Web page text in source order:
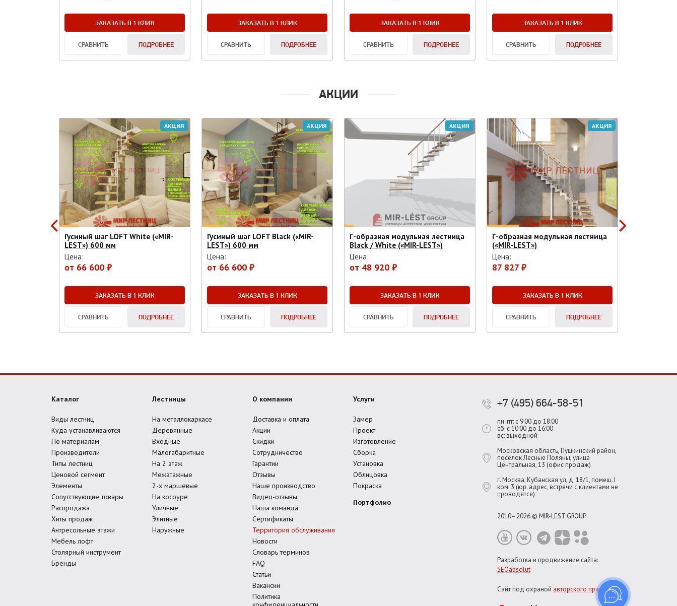
ЗАКАЗАТЬ В 1 КЛИК
СРАВНИТЬ ПОДРОБНЕЕ
ЗАКАЗАТЬ В 1 КЛИК
СРАВНИТЬ ПОДРОБНЕЕ
ЗАКАЗАТЬ В 1 КЛИК
СРАВНИТЬ ПОДРОБНЕЕ
ЗАКАЗАТЬ В 1 КЛИК
СРАВНИТЬ ПОДРОБНЕЕ
АКЦИИ
АКЦИЯ
Гусиный шаг LOFT White («MIR-
LEST») 600 мм
Цена:
от 66 600 ₽
ЗАКАЗАТЬ В 1 КЛИК
СРАВНИТЬ ПОДРОБНЕЕ
АКЦИЯ
Гусиный шаг LOFT Black («MIR-
LEST») 600 мм
Цена:
от 66 600 ₽
ЗАКАЗАТЬ В 1 КЛИК
СРАВНИТЬ ПОДРОБНЕЕ
АКЦИЯ
Г-образная модульная лестница
Black / White («MIR-LEST»)
Цена:
от 48 920 ₽
ЗАКАЗАТЬ В 1 КЛИК
СРАВНИТЬ ПОДРОБНЕЕ
АКЦИЯ
Г-образная модульная лестница
(«MIR-LEST»)
Цена:
87 827 ₽
ЗАКАЗАТЬ В 1 КЛИК
СРАВНИТЬ ПОДРОБНЕЕ
Каталог
Виды лестниц
Куда устанавливаются
По материалам
Производители
Типы лестниц
Ценовой сегмент
Элементы
Сопутствующие товары
Распродажа
Хиты продаж
Антресольные этажи
Мебель лофт
Столярный инструмент
Бренды
Лестницы
На металлокаркасе
Деревянные
Входные
Малогабаритные
На 2 этаж
Межэтажные
2-х маршевые
На косоуре
Уличные
Элитные
Наружные
О компании
Доставка и оплата
Акции
Скидки
Сотрудничество
Гарантии
Отзывы
Наше производство
Видео-отзывы
Наша команда
Сертификаты
Территория обслуживания
Новости
Словарь терминов
FAQ
Статьи
Вакансии
Политика
Услуги
Замер
Проект
Изготовление
Сборка
Установка
Облицовка
Покраска
Портфолио
+7 (495) 664-58-51
пн-пт: с 9:00 до 18:00
сб: с 10:00 до 16:00
вс: выходной
Московская область, Пушкинский район,
посёлок Лесные Поляны, улица
Центральная, 13 (офис продаж)
г. Москва, Кубанская ул, д. 18/1, помещ. I
ком. 3 (юр. адрес, встречи с клиентами не
проводятся)
2010–2026 © MIR-LEST GROUP
Разработка и продвижение сайта:
SEOabsolut
Сайт под охраной авторского права